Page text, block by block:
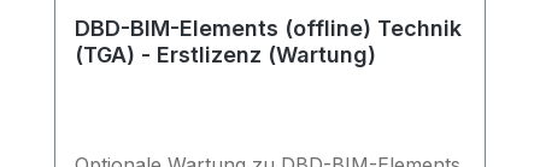
DBD-BIM-Elements (offline) Technik
(TGA) - Erstlizenz (Wartung)